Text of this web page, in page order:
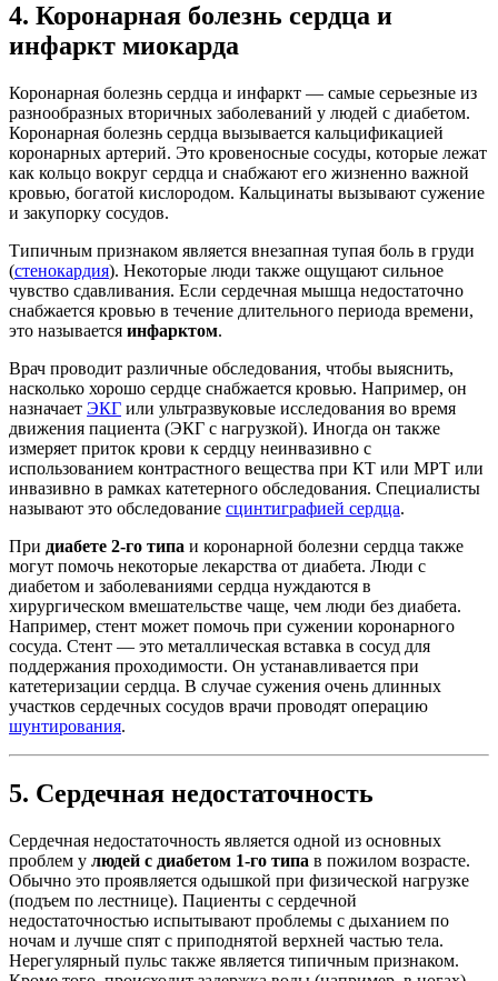
4. Коронарная болезнь сердца и
инфаркт миокарда
Коронарная болезнь сердца и инфаркт — самые серьезные из
разнообразных вторичных заболеваний у людей с диабетом.
Коронарная болезнь сердца вызывается кальцификацией
коронарных артерий. Это кровеносные сосуды, которые лежат
как кольцо вокруг сердца и снабжают его жизненно важной
кровью, богатой кислородом. Кальцинаты вызывают сужение
и закупорку сосудов.
Типичным признаком является внезапная тупая боль в груди
(стенокардия). Некоторые люди также ощущают сильное
чувство сдавливания. Если сердечная мышца недостаточно
снабжается кровью в течение длительного периода времени,
это называется инфарктом.
Врач проводит различные обследования, чтобы выяснить,
насколько хорошо сердце снабжается кровью. Например, он
назначает ЭКГ или ультразвуковые исследования во время
движения пациента (ЭКГ с нагрузкой). Иногда он также
измеряет приток крови к сердцу неинвазивно с
использованием контрастного вещества при КТ или МРТ или
инвазивно в рамках катетерного обследования. Специалисты
называют это обследование сцинтиграфией сердца.
При диабете 2-го типа и коронарной болезни сердца также
могут помочь некоторые лекарства от диабета. Люди с
диабетом и заболеваниями сердца нуждаются в
хирургическом вмешательстве чаще, чем люди без диабета.
Например, стент может помочь при сужении коронарного
сосуда. Стент — это металлическая вставка в сосуд для
поддержания проходимости. Он устанавливается при
катетеризации сердца. В случае сужения очень длинных
участков сердечных сосудов врачи проводят операцию
шунтирования.
5. Сердечная недостаточность
Сердечная недостаточность является одной из основных
проблем у людей с диабетом 1-го типа в пожилом возрасте.
Обычно это проявляется одышкой при физической нагрузке
(подъем по лестнице). Пациенты с сердечной
недостаточностью испытывают проблемы с дыханием по
ночам и лучше спят с приподнятой верхней частью тела.
Нерегулярный пульс также является типичным признаком.